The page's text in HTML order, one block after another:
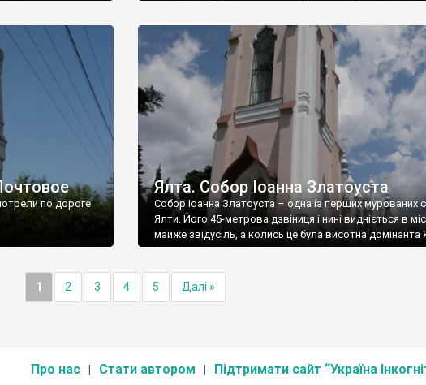
по дороге
Ялта. Собор Іоанна Златоуста
Собор Іоанна Златоуста – одна із перших мурованих
Ялти. Його 45-метрова дзвіниця і нині видніється в
майже звідусіль, а колись це була висотна домінанта
1 2 3 4 5 Далі »
Про нас Стати автором Підтримати сайт “Україна